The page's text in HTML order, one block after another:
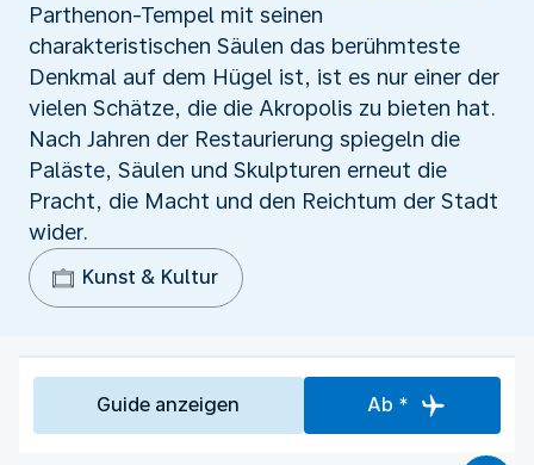
Parthenon-Tempel mit seinen
charakteristischen Säulen das berühmteste
Denkmal auf dem Hügel ist, ist es nur einer der
vielen Schätze, die die Akropolis zu bieten hat.
Nach Jahren der Restaurierung spiegeln die
Paläste, Säulen und Skulpturen erneut die
Pracht, die Macht und den Reichtum der Stadt
wider.
Kunst & Kultur
Guide anzeigen Ab *